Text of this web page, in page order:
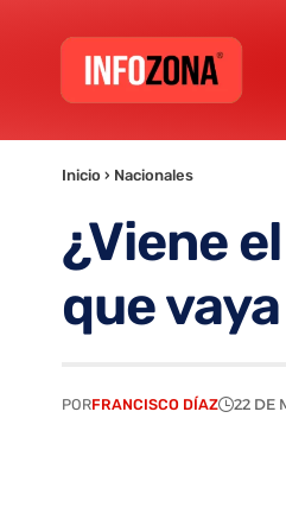
Inicio › Nacionales
¿Viene
que
PORFRANCISCO DÍAZ 22 DE